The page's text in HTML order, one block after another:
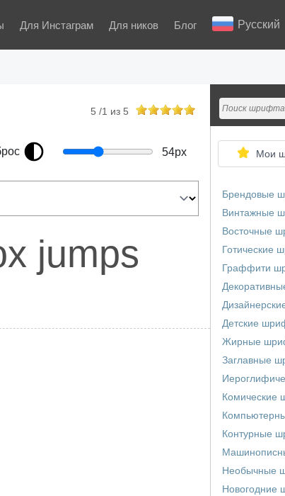
Для Инстаграм Для ников Блог Русский
5 /1 из 5
54px
jumps
Мои
Брендовые
Винтажные
Восточные
Готические
Граффити
Детские
Жирные
Заглавные
Комические
Контурные
Необычные
Новогодние